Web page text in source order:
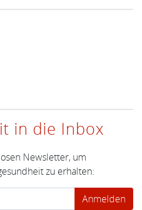
in die Inbox
Newsletter, um
zu erhalten: